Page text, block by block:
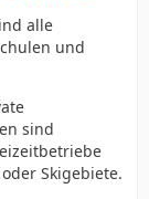
alle
und
sind
Skigebiete.